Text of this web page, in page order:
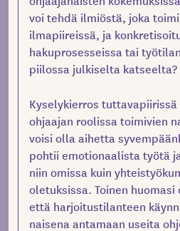
voi tehdä ilmiöstä, joka
ilmapiireissä, ja
hakuprosesseissa tai
piilossa julkiselta katseelta?
Kyselykierros
ohjaajan roolissa toimivien
voisi olla aihetta
pohtii emotionaalista työtä
niin omissa kuin
oletuksissa. Toinen
että harjoitustilanteen
naisena antamaan useita